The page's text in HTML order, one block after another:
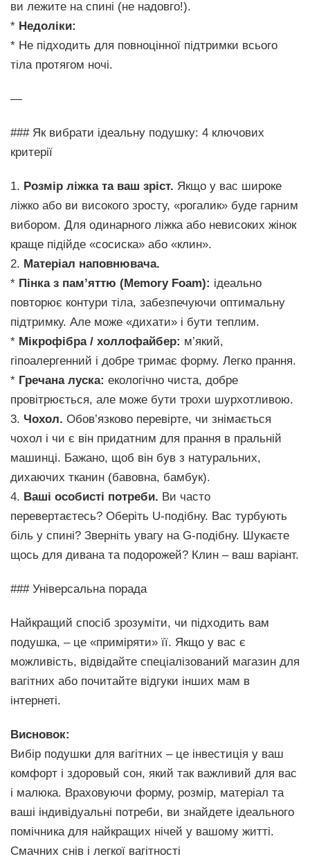
ви лежите на спині (не надовго!).
* Недоліки:
* Не підходить для повноцінної підтримки всього
тіла протягом ночі.
—
### Як вибрати ідеальну подушку: 4 ключових
критерії
1. Розмір ліжка та ваш зріст. Якщо у вас широке
ліжко або ви високого зросту, «рогалик» буде гарним
вибором. Для одинарного ліжка або невисоких жінок
краще підійде «сосиска» або «клин».
2. Матеріал наповнювача.
* Пінка з пам’яттю (Memory Foam): ідеально
повторює контури тіла, забезпечуючи оптимальну
підтримку. Але може «дихати» і бути теплим.
* Мікрофібра / холлофайбер: м’який,
гіпоалергенний і добре тримає форму. Легко прання.
* Гречана луска: екологічно чиста, добре
провітрюється, але може бути трохи шурхотливою.
3. Чохол. Обов’язково перевірте, чи знімається
чохол і чи є він придатним для прання в пральній
машинці. Бажано, щоб він був з натуральних,
дихаючих тканин (бавовна, бамбук).
4. Ваші особисті потреби. Ви часто
перевертаєтесь? Оберіть U-подібну. Вас турбують
біль у спині? Зверніть увагу на G-подібну. Шукаєте
щось для дивана та подорожей? Клин – ваш варіант.
### Універсальна порада
Найкращий спосіб зрозуміти, чи підходить вам
подушка, – це «приміряти» її. Якщо у вас є
можливість, відвідайте спеціалізований магазин для
вагітних або почитайте відгуки інших мам в
інтернеті.
Висновок:
Вибір подушки для вагітних – це інвестиція у ваш
комфорт і здоровый сон, який так важливий для вас
і малюка. Враховуючи форму, розмір, матеріал та
ваші індивідуальні потреби, ви знайдете ідеального
помічника для найкращих нічей у вашому житті.
Смачних снів і легкої вагітності